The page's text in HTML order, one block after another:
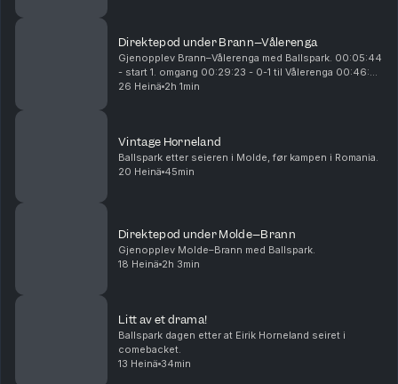
Direktepod under Brann–Vålerenga
Gjenopplev Brann–Vålerenga med Ballspark. 00:05:44
- start 1. omgang 00:29:23 - 0-1 til Vålerenga 00:46:25
- 0-2 til Vålerenga 00:54:26 - 0-3 til Vålerenga
26 Heinä 2h 1min
Vintage Horneland
Ballspark etter seieren i Molde, før kampen i Romania.
20 Heinä 45min
Direktepod under Molde–Brann
Gjenopplev Molde–Brann med Ballspark.
18 Heinä 2h 3min
Litt av et drama!
Ballspark dagen etter at Eirik Horneland seiret i
comebacket.
13 Heinä 34min